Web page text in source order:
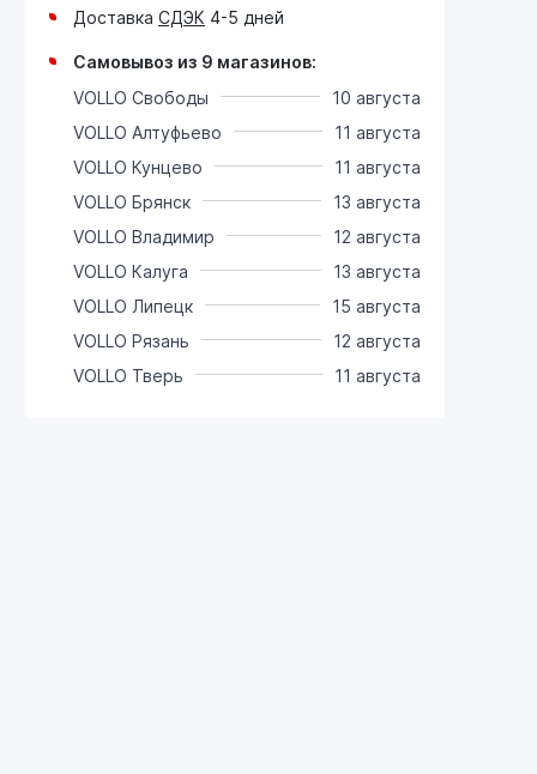
Доставка СДЭК 4-5 дней
Самовывоз из 9 магазинов:
VOLLO Свободы
10 августа
VOLLO Алтуфьево
11 августа
VOLLO Кунцево
11 августа
VOLLO Брянск
13 августа
VOLLO Владимир
12 августа
VOLLO Калуга
13 августа
VOLLO Липецк
15 августа
VOLLO Рязань
12 августа
VOLLO Тверь
11 августа